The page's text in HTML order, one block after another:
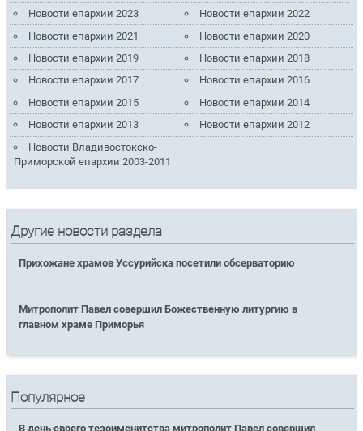
Новости епархии 2023
Новости епархии 2022
Новости епархии 2021
Новости епархии 2020
Новости епархии 2019
Новости епархии 2018
Новости епархии 2017
Новости епархии 2016
Новости епархии 2015
Новости епархии 2014
Новости епархии 2013
Новости епархии 2012
Новости Владивостокско-
Приморской епархии 2003-2011
Другие новости раздела
Прихожане храмов Уссурийска посетили обсерваторию
Митрополит Павел совершил Божественную литургию в
главном храме Приморья
Популярное
В день своего тезоименитства митрополит Павел совершил